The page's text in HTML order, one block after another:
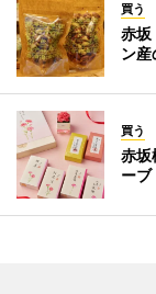
買う
赤
ン産
買う
赤
ーブ